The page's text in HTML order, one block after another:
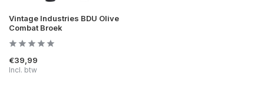
Vintage Industries BDU Olive
Combat Broek
€39,99
Incl. btw